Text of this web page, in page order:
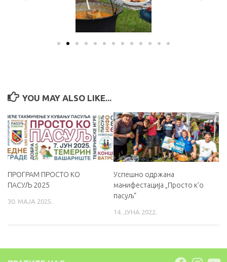
YOU MAY ALSO LIKE...
ПРОГРАМ ПРОСТО КО
ПАСУЉ 2025
30. МАЈА 2025.
Успешно одржана
манифестација „Просто к’о
пасуљ“
14. ЈУНА 2022.